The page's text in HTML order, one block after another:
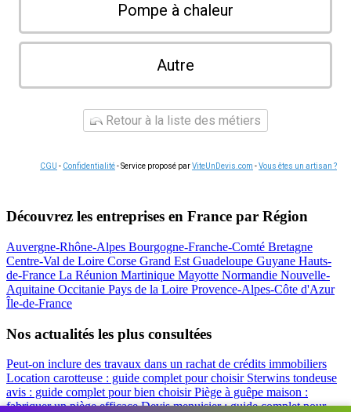
Pompe à chaleur
Autre
Retour à la liste des métiers
CGU - Confidentialité- Service proposé parViteUnDevis.com -Vous êtes un artisan ?
Découvrez les entreprises en France par Région
Auvergne-Rhône-Alpes Bourgogne-Franche-Comté Bretagne
Centre-Val de Loire Corse Grand Est Guadeloupe Guyane Hauts-
de-France La Réunion Martinique Mayotte Normandie Nouvelle-
Aquitaine Occitanie Pays de la Loire Provence-Alpes-Côte d'Azur
Île-de-France
Nos actualités les plus consultées
Peut-on inclure des travaux dans un rachat de crédits immobiliers
Location carotteuse : guide complet pour choisir Sterwins tondeuse
avis : guide complet pour bien choisirPiège à guêpe maison :
fabriquer un piège efficaceDevis menuisier : guide complet pour